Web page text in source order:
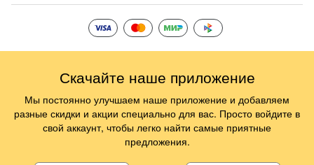
Скачайте наше приложение
Мы постоянно улучшаем наше приложение и добавляем
разные скидки и акции специально для вас. Просто войдите в
свой аккаунт, чтобы легко найти самые приятные
предложения.